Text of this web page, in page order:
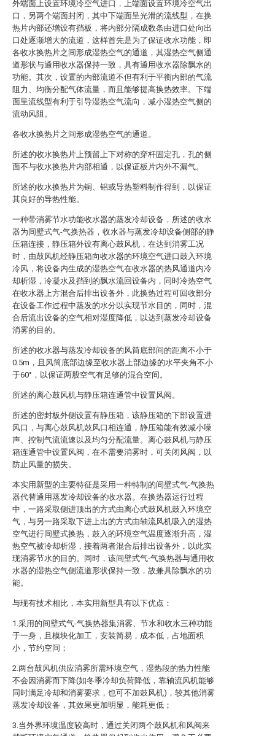
外端面上设置环境冷空气进口，上端面设置环境冷空气出
口，另两个端面封闭，其中下端面呈光滑的流线型，在换
热片内部还增设有挡板，将内部分隔成数条由进口处向出
口处逐渐增大的流道，这样首先是为了保证收水功能，即
各收水换热片之间形成湿热空气的通道，其湿热空气侧通
道形状与通用收水器保持一致，具有通用收水器除飘水的
功能。其次，设置的内部流道不但有利于平衡内部的气流
阻力、均衡分配气体流量，而且能够提高换热效率。下端
面呈流线型有利于引导湿热空气流向，减小湿热空气侧的
流动风阻。
各收水换热片之间形成湿热空气的通道。
所述的收水换热片上预留上下对称的穿杆固定孔，孔的侧
面不与收水换热片内部相通，以保证板片内外不漏气。
所述的收水换热片为铜、铝或导热塑料制作得到，以保证
其良好的导热性能。
一种带消雾节水功能收水器的蒸发冷却设备，所述的收水
器为间壁式气-气换热器，收水器与蒸发冷却设备侧部的静
压箱连接，静压箱外设有离心鼓风机，在达到消雾工况
时，由鼓风机经静压箱向收水器的环境空气进口鼓入环境
冷风，将设备内生成的湿热空气在收水器的热风通道内冷
却析湿，冷凝水及挡到的飘水流回设备内，同时冷热空气
在收水器上方混合后排出设备外，此换热过程可回收部分
在设备工作过程中蒸发的水分以实现节水目的，同时，混
合后流出设备的空气相对湿度降低，以达到蒸发冷却设备
消雾的目的。
所述的收水器与蒸发冷却设备的风筒底部间的距离不小于
0.5m，且风筒底部边缘至收水器上部边缘的水平夹角不小
于60°，以保证两股空气有足够的混合空间。
所述的离心鼓风机与静压箱连通管中设置风阀。
所述的密封板外侧设置有静压箱，该静压箱的下部设置进
风口，与离心鼓风机鼓风口相连通，静压箱能有效减小噪
声、控制气流流速以及均匀分配流量。离心鼓风机与静压
箱连通管中设置风阀，在不需要消雾时，可关闭风阀，以
防止风量的损失。
本实用新型的主要特征是采用一种特制的间壁式气-气换热
器代替通用蒸发冷却设备的收水器。在换热器运行过程
中，一路采取侧进顶出的方式由离心式鼓风机鼓入环境空
气，与另一路采取下进上出的方式由轴流风机吸入的湿热
空气进行间壁式换热，鼓入的环境空气温度逐渐升高，湿
热空气被冷却析湿，接着两者混合后排出设备外，以此实
现消雾节水的目的。同时，该间壁式气-气换热器与通用收
水器的湿热空气侧流道形状保持一致，故兼具除飘水的功
能。
与现有技术相比，本实用新型具有以下优点：
1.采用的间壁式气-气换热器集消雾、节水和收水三种功能
于一身，且模块化加工，安装简易，成本低，占地面积
小，节约空间；
2.两台鼓风机供应消雾所需环境空气，湿热段的热力性能
不会因消雾而下降(如冬季冷却负荷降低，靠轴流风机能够
同时满足冷却和消雾要求，也可不加鼓风机)，较其他消雾
蒸发冷却设备，其效果更加明显，能耗更低；
3.当外界环境温度较高时，通过关闭两个鼓风机和风阀来